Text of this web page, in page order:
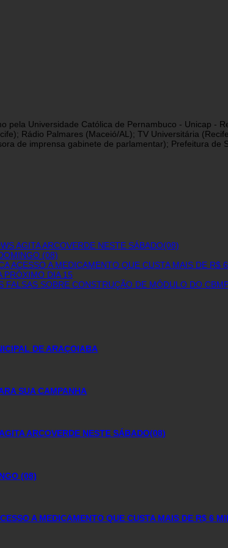
pela Universidade Católica de Pernambuco - Unicap
Rádio Palmares (Maceió/AL); TV Universitária
de imprensa gabinete de parlamentar); Prefeitura
AGITA ARCOVERDE NESTE SÁBADO(08)
(08)
ACESSO A MEDICAMENTO QUE CUSTA MAIS DE R$
PRÓXIMO DIA 15
SOBRE CONSTRUÇÃO DE MÓDULO DO
DE ARAÇOIABA
SUA CAMPANHA
ARCOVERDE NESTE SÁBADO(08)
(08)
A MEDICAMENTO QUE CUSTA MAIS DE R$ 6